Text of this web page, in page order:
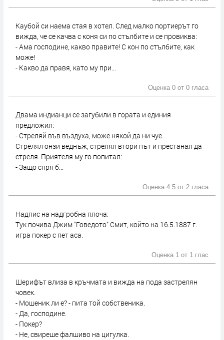
Каубой си наема стая в хотел. След малко портиерът го
вижда, че се качва с коня си по стълбите и се провиква:
- Ама господине, какво правите! С кон по стълбите, как
може!
- Какво да правя, като му при...
Оценка 0 от 0 гласа
Двама индианци се загубили в гората и единия
предложил:
- Стреляй във въздуха, може някой да ни чуе.
Стрелял онзи веднъж, стрелял втори път и престанал да
стреля. Приятеля му го попитал:
- Защо спря б...
Оценка 4.5 от 2 гласа
Надпис на надгробна плоча:
Тук почива Джим "Говедото" Смит, който на 16.5.1887 г.
игра покер с пет аса.
Оценка 1 от 1 глас
Шерифът влиза в кръчмата и вижда на пода застрелян
човек.
- Мошеник ли е? - пита той собственика.
- Да, господине.
- Покер?
- Не, свиреше фалшиво на цигулка.